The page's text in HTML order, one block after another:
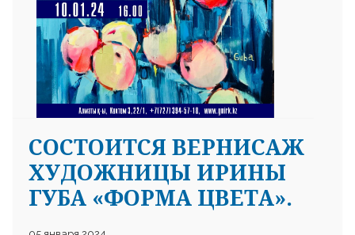
СОСТОИТСЯ ВЕРНИСАЖ
ХУДОЖНИЦЫ ИРИНЫ
ГУБА «ФОРМА ЦВЕТА».